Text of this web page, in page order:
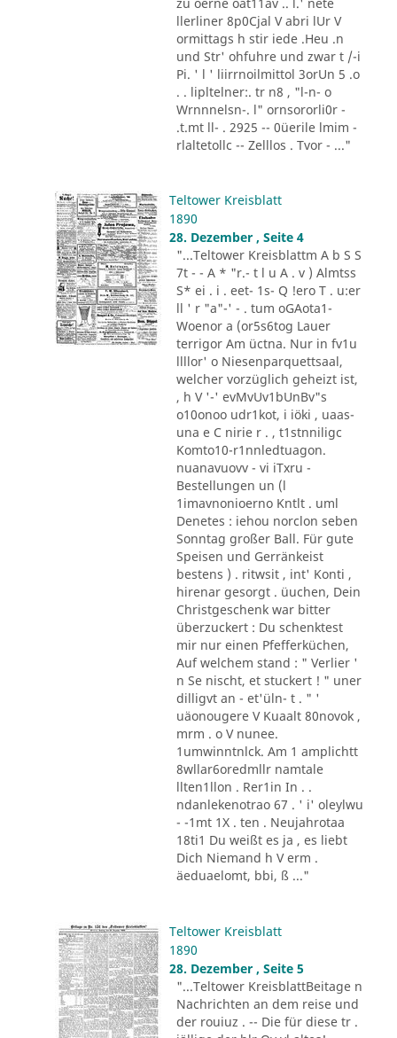
llerliner 8p0Cjal V abri lUr V
ormittags h stir iede .Heu .n
und Str' ohfuhre und zwar t /-i
Pi. ' l ' liirrnoilmittol 3orUn 5 .o
. . lipltelner:. tr n8 , "l-n- o
Wrnnnelsn-. l" ornsororli0r -
.t.mt ll- . 2925 -- 0üerile lmim -
rlaltetollc -- Zelllos . Tvor - ..."
Teltower Kreisblatt
1890
28. Dezember , Seite 4
"...Teltower Kreisblattm A b S S
7t - - A * "r.- t l u A . v ) Almtss
S* ei . i . eet- 1s- Q !ero T . u:er
ll ' r "a"-' - . tum oGAota1-
Woenor a (or5s6tog Lauer
terrigor Am üctna. Nur in fv1u
llllor' o Niesenparquettsaal,
welcher vorzüglich geheizt ist,
, h V '-' evMvUv1bUnBv"s
o10onoo udr1kot, i iöki , uaas-
una e C nirie r . , t1stnniligc
Komto10-r1nnledtuagon.
nuanavuovv - vi iTxru -
Bestellungen un (l
1imavnonioerno Kntlt . uml
Denetes : iehou norclon seben
Sonntag großer Ball. Für gute
Speisen und Gerränkeist
bestens ) . ritwsit , int' Konti ,
hirenar gesorgt . üuchen, Dein
Christgeschenk war bitter
überzuckert : Du schenktest
mir nur einen Pfefferküchen,
Auf welchem stand : " Verlier '
n Se nischt, et stuckert ! " uner
dilligvt an - et'üln- t . " '
uäonougere V Kuaalt 80novok ,
mrm . o V nunee.
1umwinntnlck. Am 1 amplichtt
8wllar6oredmllr namtale
llten1llon . Rer1in In . .
ndanlekenotrao 67 . ' i' oleylwu
- -1mt 1X . ten . Neujahrotaa
18ti1 Du weißt es ja , es liebt
Dich Niemand h V erm .
äeduaelomt, bbi, ß ..."
Teltower Kreisblatt
1890
28. Dezember , Seite 5
"...Teltower KreisblattBeitage n
Nachrichten an dem reise und
der rouiuz . -- Die für diese tr .